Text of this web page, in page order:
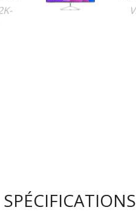
SPÉCIFICATIONS